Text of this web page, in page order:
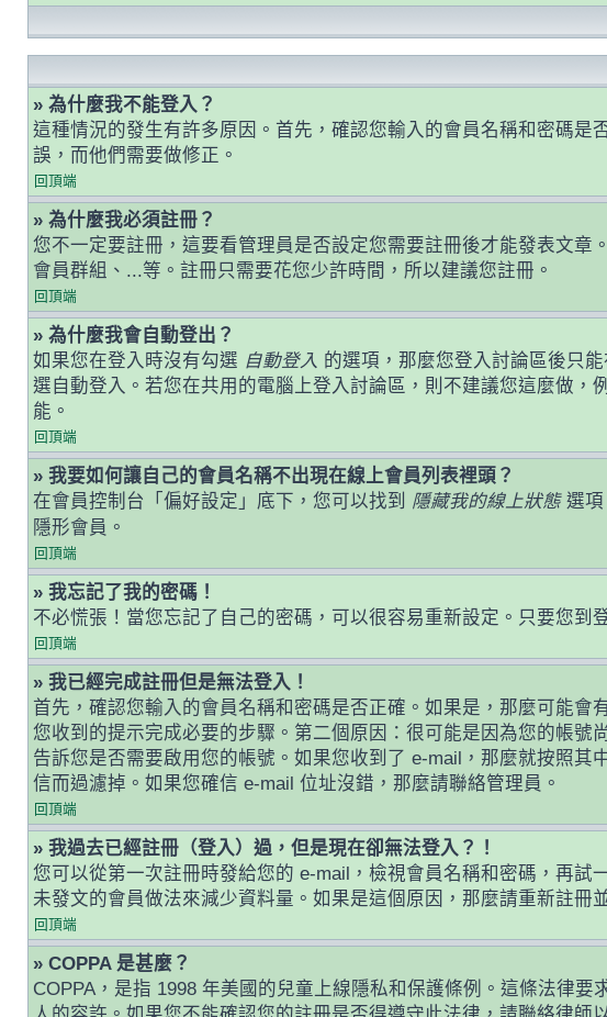
» 為什麼我不能登入？
這種情況的發生有許多原因。首先，確認您輸入的會員名稱和密碼
誤，而他們需要做修正。
回頂端
» 為什麼我必須註冊？
您不一定要註冊，這要看管理員是否設定您需要註冊後才能發表文
會員群組、...等。註冊只需要花您少許時間，所以建議您註冊。
回頂端
» 為什麼我會自動登出？
如果您在登入時沒有勾選 自動登入 的選項，那麼您登入討論區後只
選自動登入。若您在共用的電腦上登入討論區，則不建議您這麼做
能。
回頂端
» 我要如何讓自己的會員名稱不出現在線上會員列表裡頭？
在會員控制台「偏好設定」底下，您可以找到 隱藏我的線上狀態選項
隱形會員。
回頂端
» 我忘記了我的密碼！
不必慌張！當您忘記了自己的密碼，可以很容易重新設定。只要您到
回頂端
» 我已經完成註冊但是無法登入！
首先，確認您輸入的會員名稱和密碼是否正確。如果是，那麼可能
您收到的提示完成必要的步驟。第二個原因：很可能是因為您的帳
告訴您是否需要啟用您的帳號。如果您收到了 e-mail，那麼就按照
信而過濾掉。如果您確信 e-mail 位址沒錯，那麼請聯絡管理員。
回頂端
» 我過去已經註冊（登入）過，但是現在卻無法登入？！
您可以從第一次註冊時發給您的 e-mail，檢視會員名稱和密碼，再
未發文的會員做法來減少資料量。如果是這個原因，那麼請重新註冊
回頂端
» COPPA 是甚麼？
COPPA，是指 1998 年美國的兒童上線隱私和保護條例。這條法律